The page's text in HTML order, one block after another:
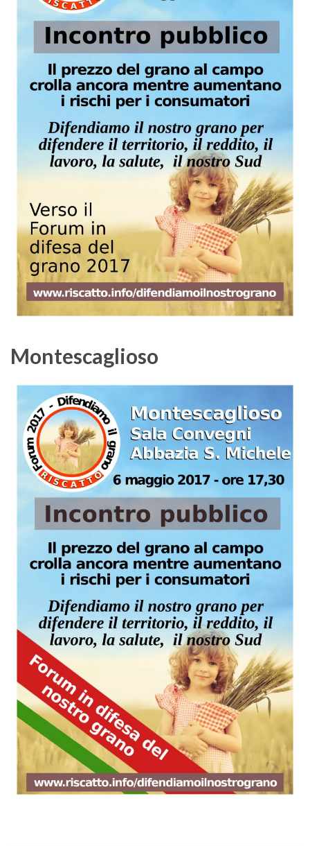
Montescaglioso